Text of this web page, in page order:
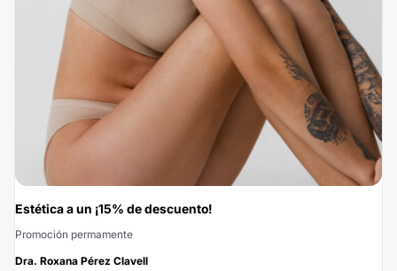
-15%
Estética a un ¡15% de descuento!
Promoción permamente
Dra. Roxana Pérez Clavell